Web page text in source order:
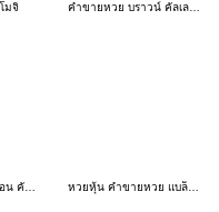
มจิ คำขายหวย บราวน์ คัลเลอร์ฟูล อิโมจิ
หวยหุ้น คำขายหวย แบล็ค โกลด์ อิโมจิ